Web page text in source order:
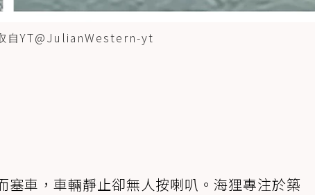
自YT@JulianWestern-yt
塞車，車輛靜止卻無人按喇叭。海狸專注於築